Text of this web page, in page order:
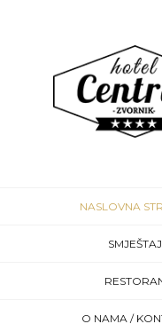
NASLOVNA
SMJEŠTAJ
O NAMA /